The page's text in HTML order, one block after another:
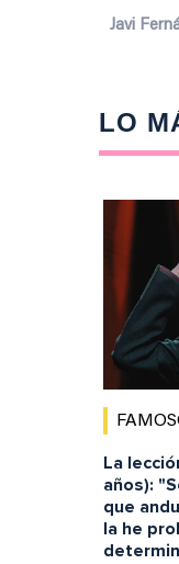
Javi
LO
La
años):
que
la he